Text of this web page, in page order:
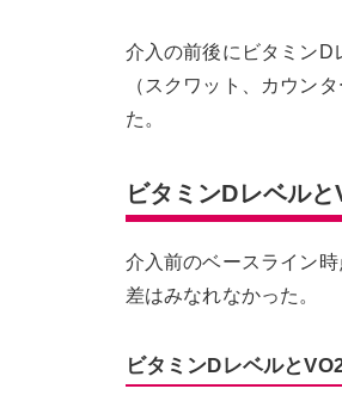
介入の前後にビタミンD
（スクワット、カウン
た。
ビタミンDレベル
介入前のベースライン
差はみなれなかった。
ビタミンDレベルと